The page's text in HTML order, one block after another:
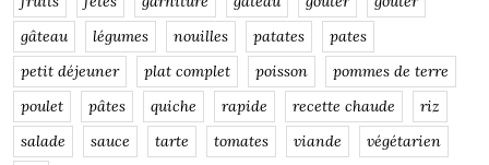
gâteau
légumes nouilles patates
pates
petit déjeuner
plat complet poisson
pommes de terre
poulet
pâtes quiche rapide recette chaude
riz
salade
sauce tarte tomates viande
végétarien